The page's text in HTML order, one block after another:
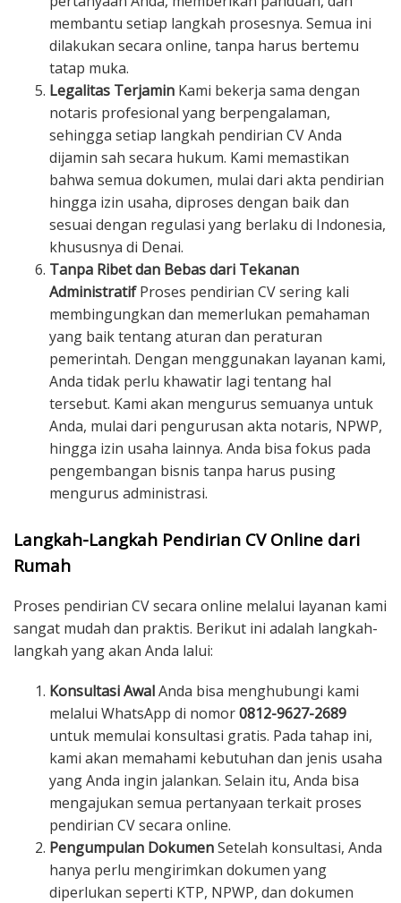
membantu setiap langkah prosesnya. Semua ini
dilakukan secara online, tanpa harus bertemu
tatap muka.
Legalitas Terjamin Kami bekerja sama dengan
notaris profesional yang berpengalaman,
sehingga setiap langkah pendirian CV Anda
dijamin sah secara hukum. Kami memastikan
bahwa semua dokumen, mulai dari akta pendirian
hingga izin usaha, diproses dengan baik dan
sesuai dengan regulasi yang berlaku di Indonesia,
khususnya di Denai.
Tanpa Ribet dan Bebas dari Tekanan
AdministratifProses pendirian CV sering kali
membingungkan dan memerlukan pemahaman
yang baik tentang aturan dan peraturan
pemerintah. Dengan menggunakan layanan kami,
Anda tidak perlu khawatir lagi tentang hal
tersebut. Kami akan mengurus semuanya untuk
Anda, mulai dari pengurusan akta notaris, NPWP,
hingga izin usaha lainnya. Anda bisa fokus pada
pengembangan bisnis tanpa harus pusing
mengurus administrasi.
Langkah-Langkah Pendirian CV Online dari
Rumah
Proses pendirian CV secara online melalui layanan kami
sangat mudah dan praktis. Berikut ini adalah langkah-
langkah yang akan Anda lalui:
Konsultasi AwalAnda bisa menghubungi kami
melalui WhatsApp di nomor0812-9627-2689
untuk memulai konsultasi gratis. Pada tahap ini,
kami akan memahami kebutuhan dan jenis usaha
yang Anda ingin jalankan. Selain itu, Anda bisa
mengajukan semua pertanyaan terkait proses
pendirian CV secara online.
Pengumpulan DokumenSetelah konsultasi, Anda
hanya perlu mengirimkan dokumen yang
diperlukan seperti KTP, NPWP, dan dokumen